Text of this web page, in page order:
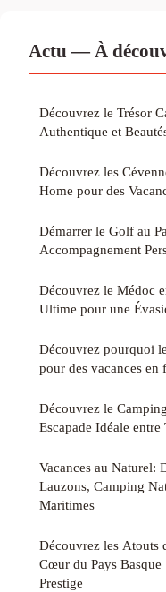
Actu — À
Découvrez le Trésor
Authentique et
Découvrez les
Home pour des
Démarrer le Golf au
Accompagnement
Découvrez le Médoc
Ultime pour une
Découvrez pourquoi
pour des vacances en
Découvrez le
Escapade Idéale entre
Vacances au Naturel:
Lauzons, Camping
Maritimes
Découvrez les Atouts
Cœur du Pays
Prestige